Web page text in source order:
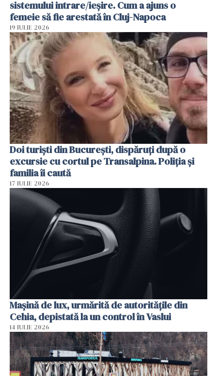
sistemului intrare/ieșire. Cum a ajuns o
femeie să fie arestată în Cluj-Napoca
19 IULIE 2026
Doi turiști din București, dispăruți după o
excursie cu cortul pe Transalpina. Poliția și
familia îi caută
17 IULIE 2026
Mașină de lux, urmărită de autoritățile din
Cehia, depistată la un control în Vaslui
14 IULIE 2026